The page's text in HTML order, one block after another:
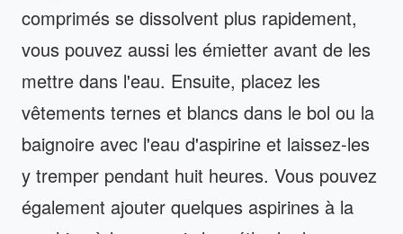
comprimés se dissolvent plus rapidement,
vous pouvez aussi les émietter avant de les
mettre dans l'eau. Ensuite, placez les
vêtements ternes et blancs dans le bol ou la
baignoire avec l'eau d'aspirine et laissez-les
y tremper pendant huit heures. Vous pouvez
également ajouter quelques aspirines à la